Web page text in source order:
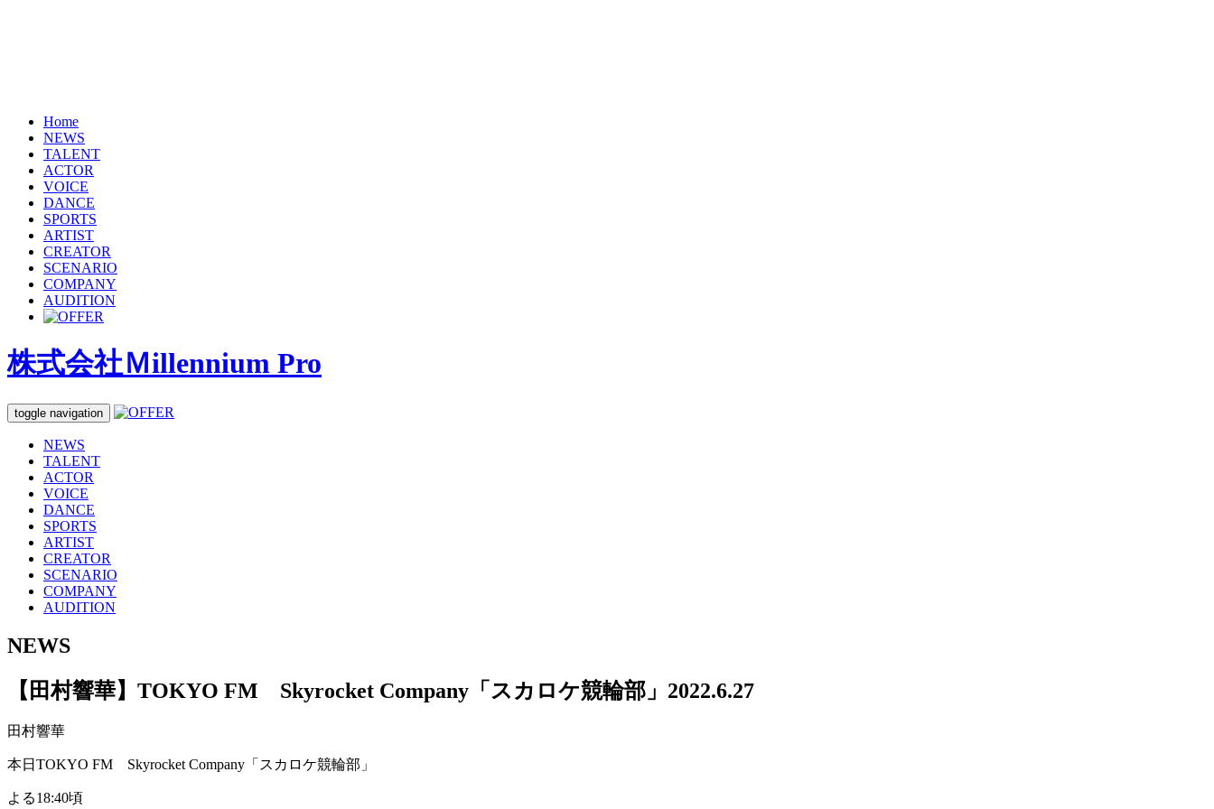
Home
NEWS
TALENT
ACTOR
VOICE
DANCE
SPORTS
ARTIST
CREATOR
SCENARIO
COMPANY
AUDITION
株式会社Ｍillennium Pro
toggle navigation
NEWS
TALENT
ACTOR
VOICE
DANCE
SPORTS
ARTIST
CREATOR
SCENARIO
COMPANY
AUDITION
NEWS
【田村響華】TOKYO FM Skyrocket Company「スカロケ競輪部」 2022.6.27
田村響華
本日TOKYO FM Skyrocket Company「スカロケ競輪部」
よる18:40頃